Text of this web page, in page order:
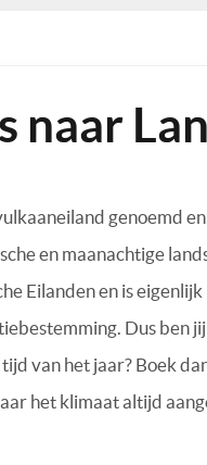
naar
genoemd
en maanachtige
Eilanden en is eigenlijk
Dus ben
van het jaar? Boek
het klimaat altijd